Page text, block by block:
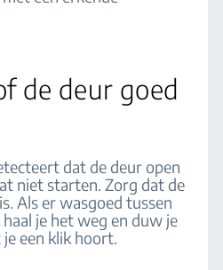
de deur goed
dat de deur open
niet starten. Zorg dat de
Als er wasgoed tussen
je het weg en duw je
een klik hoort.